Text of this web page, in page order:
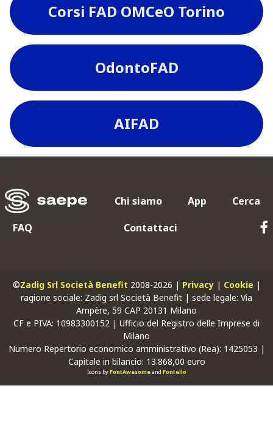
Corsi FAD OMCeO Torino
OdontoFAD
AIFAD
Chi siamo App
Cerca
FAQ
Contattaci
©Zadig Srl Società Benefit 2008-2026 | Privacy| Cookie |
ragione sociale: Zadig srl Società Benefit | sede legale: Via
Ampère, 59 CAP 20131 Milano
CF e PIVA: 10983300152 | Ufficio del Registro delle Imprese di
Milano
Numero Repertorio economico amministrativo (Rea): 1425053 |
Capitale in bilancio: 13.868,00 euro
Icons byFontAwesomeand Fontello